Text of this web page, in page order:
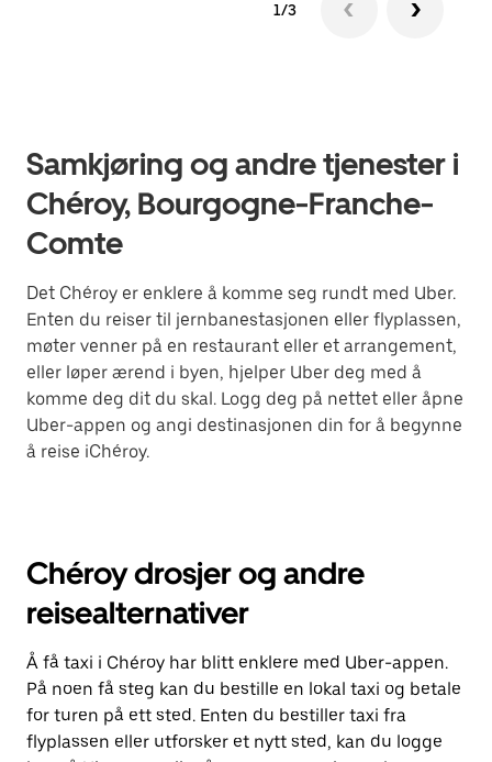
1/3
Samkjøring og andre tjenester i
Chéroy, Bourgogne-Franche-
Comte
Det Chéroy er enklere å komme seg rundt med Uber.
Enten du reiser til jernbanestasjonen eller flyplassen,
møter venner på en restaurant eller et arrangement,
eller løper ærend i byen, hjelper Uber deg med å
komme deg dit du skal. Logg deg på nettet eller åpne
Uber-appen og angi destinasjonen din for å begynne
å reise iChéroy.
Chéroy drosjer og andre
reisealternativer
Å få taxi i Chéroy har blitt enklere med Uber-appen.
På noen få steg kan du bestille en lokal taxi og betale
for turen på ett sted. Enten du bestiller taxi fra
flyplassen eller utforsker et nytt sted, kan du logge